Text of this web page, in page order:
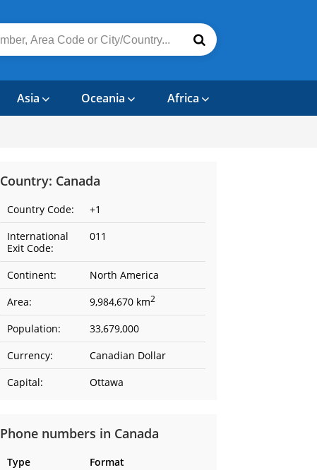
Asia Oceania Africa
Country: Canada
Country Code:
+1
International
Exit Code:
011
Continent:
North America
Area:
9,984,670 km2
Population:
33,679,000
Currency:
Canadian Dollar
Capital:
Ottawa
Phone numbers in Canada
Type
Format